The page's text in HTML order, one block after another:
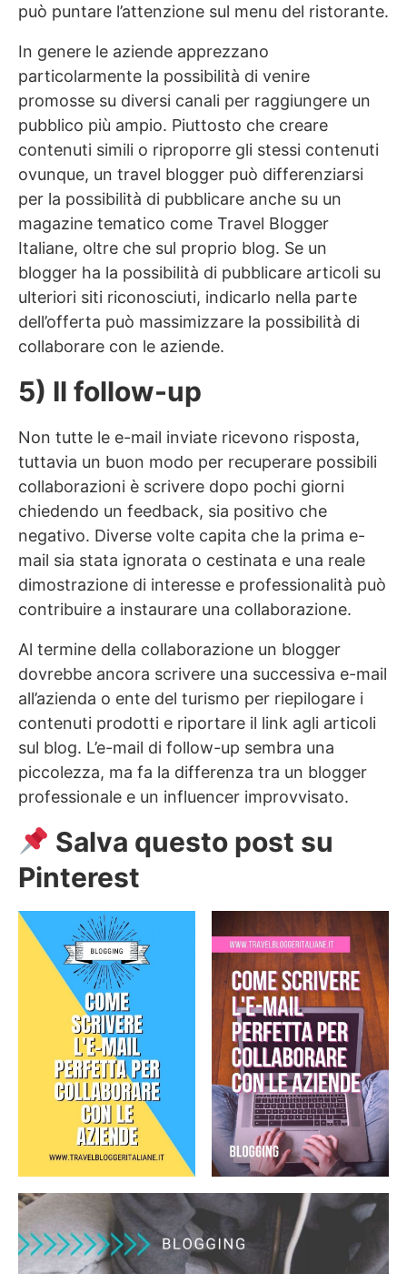
può puntare l’attenzione sul menu del ristorante.
In genere le aziende apprezzano
particolarmente la possibilità di venire
promosse su diversi canali per raggiungere un
pubblico più ampio. Piuttosto che creare
contenuti simili o riproporre gli stessi contenuti
ovunque, un travel blogger può differenziarsi
per la possibilità di pubblicare anche su un
magazine tematico come Travel Blogger
Italiane, oltre che sul proprio blog. Se un
blogger ha la possibilità di pubblicare articoli su
ulteriori siti riconosciuti, indicarlo nella parte
dell’offerta può massimizzare la possibilità di
collaborare con le aziende.
5) Il follow-up
Non tutte le e-mail inviate ricevono risposta,
tuttavia un buon modo per recuperare possibili
collaborazioni è scrivere dopo pochi giorni
chiedendo un feedback, sia positivo che
negativo. Diverse volte capita che la prima e-
mail sia stata ignorata o cestinata e una reale
dimostrazione di interesse e professionalità può
contribuire a instaurare una collaborazione.
Al termine della collaborazione un blogger
dovrebbe ancora scrivere una successiva e-mail
all’azienda o ente del turismo per riepilogare i
contenuti prodotti e riportare il link agli articoli
sul blog. L’e-mail di follow-up sembra una
piccolezza, ma fa la differenza tra un blogger
professionale e un influencer improvvisato.
Salva questo post su
Pinterest